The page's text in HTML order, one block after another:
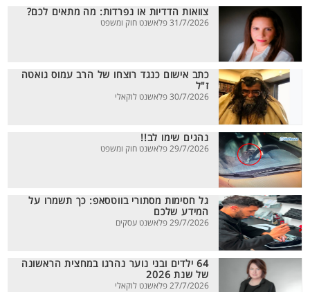
צוואות הדדיות או נפרדות: מה מתאים לכם?
31/7/2026 פלאשנט חוק ומשפט
כתב אישום כנגד רוצחו של הרב עמוס גואטה
ז"ל
30/7/2026 פלאשנט לוקאלי
נהגים שימו לב!!
29/7/2026 פלאשנט חוק ומשפט
גל חסימות מסתורי בווטסאפ: כך תשמרו על
המידע שלכם
29/7/2026 פלאשנט עסקים
64 ילדים ובני נוער נהרגו במחצית הראשונה
של שנת 2026
27/7/2026 פלאשנט לוקאלי